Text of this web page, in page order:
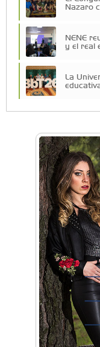
Nazaro
NENE
y el real
La
La
hizo
Mariana
un
Música,
Conocé
disfrutar